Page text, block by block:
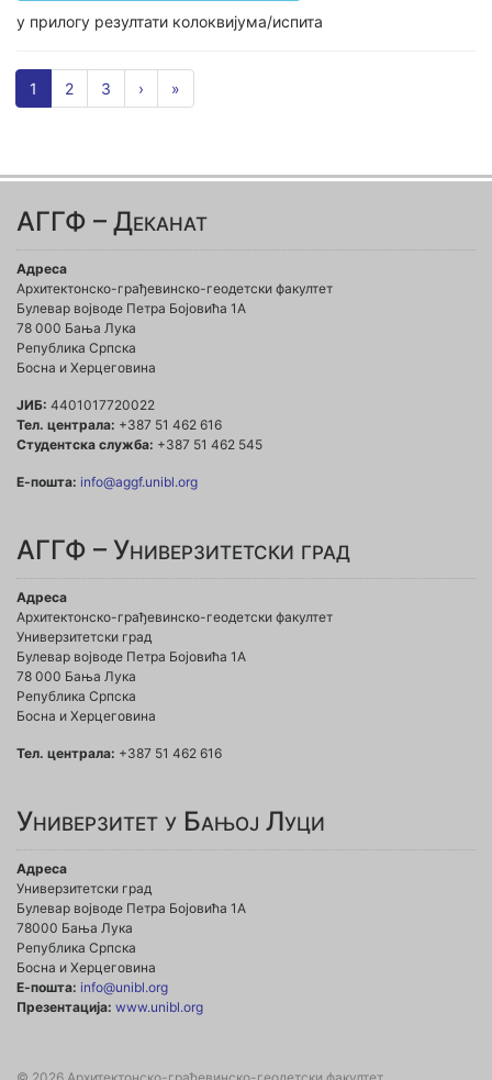
у прилогу резултати колоквијума/испита
1 2 3 › »
АГГФ – Деканат
Адреса
Архитектонско-грађевинско-геодетски факултет
Булевар војводе Петра Бојовића 1A
78 000 Бања Лука
Република Српска
Босна и Херцеговина
ЈИБ: 4401017720022
Тел. централа: +387 51 462 616
Студентска служба: +387 51 462 545
Е-пошта: info@aggf.unibl.org
АГГФ – Универзитетски град
Адреса
Архитектонско-грађевинско-геодетски факултет
Универзитетски град
Булевар војводе Петра Бојовића 1A
78 000 Бања Лука
Република Српска
Босна и Херцеговина
Тел. централа: +387 51 462 616
Универзитет у Бањој Луци
Адреса
Универзитетски град
Булевар војводе Петра Бојовића 1А
78000 Бања Лука
Република Српска
Босна и Херцеговина
Е-пошта: info@unibl.org
Презентација: www.unibl.org